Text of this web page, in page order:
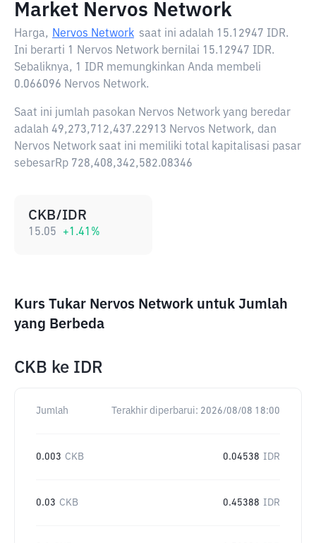
Market Nervos Network
Harga, Nervos Network saat ini adalah 15.12947 IDR.
Ini berarti 1 Nervos Network bernilai 15.12947 IDR.
Sebaliknya, 1 IDR memungkinkan Anda membeli
0.066096 Nervos Network.
Saat ini jumlah pasokan Nervos Network yang beredar
adalah 49,273,712,437.22913 Nervos Network, dan
Nervos Network saat ini memiliki total kapitalisasi pasar
sebesarRp 728,408,342,582.08346
CKB/IDR
15.05 +1.41 %
Kurs Tukar Nervos Network untuk Jumlah
yang Berbeda
CKB ke IDR
Jumlah Terakhir diperbarui: 2026/08/08 18:00
0.003 CKB 0.04538 IDR
0.03 CKB 0.45388 IDR